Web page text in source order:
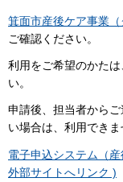
箕面市産後ケア事業（
ご確認ください。
利用をご希望のかた
い。
申請後、担当者から
い場合は、利用できま
電子申込システム（
外部サイトへリンク )